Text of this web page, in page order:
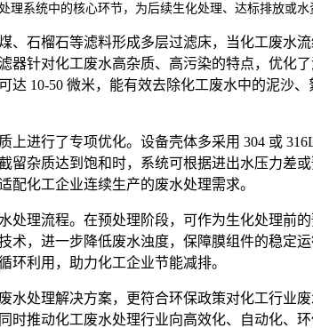
系统中的核心环节，为后续生化处理、达标排放或水
石榴石等滤料形成多层过滤床，当化工废水
针对化工废水高杂质、高污染的特点，优化
10-50 微米，能有效去除化工废水中的泥沙
进行了专项优化。设备壳体多采用 304 或
杂质达到饱和时，系统可根据进出水压力差
化工企业连续生产的废水处理需求。
理流程。在预处理阶段，可作为生化处理前
，进一步降低废水浊度，保障膜组件的稳定
利用，助力化工企业节能减排。
处理解决方案，更符合环保政策对化工行业
推动化工废水处理行业向高效化、自动化、